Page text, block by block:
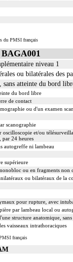
du PMSI français
niveau 1
ou bilatérales des
sans atteinte du bord
du bord libre
de contact
ou d'un examen
scanographie
et/ou
par 24 heures
autogreffe ni lambeau
supérieure
ou en fragments
ou bilatéraux de la
pour rupture, avec
par lambeau local ou
structure anatomique,
vaisseaux intrathoraciques
français